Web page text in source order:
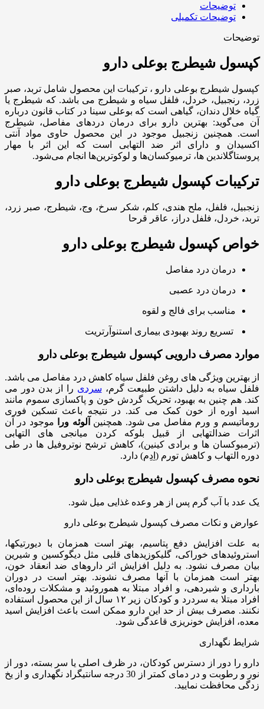
توضیحات
توضیحات تکمیلی
توضیحات
کپسول شیطرج بوعلی دارو
کپسول شیطرج بوعلی دارو ، ترکیبات این محصول شامل تربد، صبر
زرد، رنجبیل، خردل، فلفل سیاه و شیطرج می باشد. که شیطرج یا
گیاه خلال دندان، گیاهی است که بوعلی سینا در کتاب قانون درباره
آن می‌گوید: بهترین دارو برای درمان دردهای مفاصل، شیطرج
است. همچنین زنجبیل موجود در این محصول حاوی مواد آنتی
اکسیدان و دارای اثر ضد التهابی است که این اثر با مهار
پروستاگلاندین ها، ترمیوکسان‌ها و لوکوترین‌ها انجام می‌شود.
ترکیبات کپسول شیطرج بوعلی دارو
زنجبیل، فلفل، ملح هندی، کلم، شکر سرخ، وج، شیطرج، صبر زرد،
تربد، خردل، فلفل دراز، عاقر قرحا
خواص کپسول شیطرج بوعلی دارو
درمان درد مفاصل
درمان درد عصبی
مناسب برای فالج و لقوه
تسریع روند بهبودی بیماری استنوآرتریت
موارد مصرف دارویی کپسول شیطرج بوعلی دارو
از بهترین ویژگی های روغن فلفل سیاه کاهش درد مفاصل می باشد.
فلفل سیاه به دلیل داشتن طبیعت گرم، سردی را از بدن دور می
کند. هم چنین به بهبود، تحریک گردش خون و پاکسازی سموم مانند
اسید اوره از خون کمک می کند. در نتیجه باعث تسکین فوری
روماتیسم و ورم مفاصل می شود. همچنین
آلوئه ورا موجود در آن
اثرات ضدالتهابی از قبیل بلوکه کردن میانجی های التهابی
(ترمبوکسان ها و برادی کینین)، کاهش ترشح نوتروفیل ها در طی
دوره التهاب و کاهش تورم (اِدِم) دارد.
نحوه مصرف کپسول شیطرج بوعلی دارو
یک عدد با آب گرم پس از هر وعده غذایی میل شود.
عوارض و نکات مصرف کپسول شیطرج بوعلی دارو
به علت افزایش دفع پتاسیم، بهتر است همزمان با دیورتیکها،
استروئیدهای خوراکی، گلیکوزیدهای قلبی مثل دیگوکسین و شیرین
بیان مصرف نشود. به دلیل افزایش اثر داروهای ضد انعقاد خون،
بهتر است همزمان با آنها مصرف نشوند. بهتر است در دوران
بارداری و شیردهی، و افراد مبتلا به هموروئید و مشکلات روده‌ای،
افراد مبتلا به سردرد و کودکان زیر ۱۲ سال از این محصول استفاده
نکنند. مصرف بیش از حد این دارو ممکن است باعث افزایش اسید
معده، افزایش خونریزی قاعدگی شود.
شرایط نگهداری
دارو را دور از دسترس کودکان، در ظرف اصلی یا سر بسته، دور از
نور و رطوبت و در دمای کمتر از 30 درجه سانتیگراد نگهداری و از یخ
زدگی محافظت نمایید.